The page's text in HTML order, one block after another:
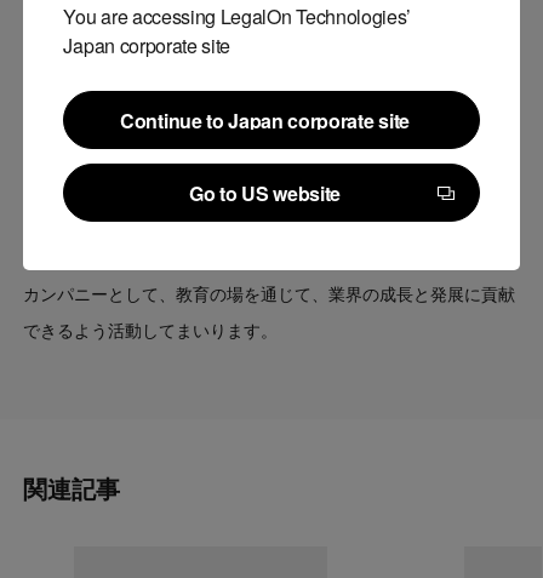
You are accessing LegalOn Technologies’
Japan corporate site
Continue to Japan corporate site
Continue to Japan corporate site
Go to US website
Go to US website
クショップ後には契約審査を支援するリーガルテックの実演など
るかについて、実際に体験してもらいました。加えて、AI時代に
おける企業法務に求められる能力についても講演し、学生からも
活発に質問がなされました。
カンパニーとして、教育の場を通じて、業界の成長と発展に貢献
できるよう活動してまいります。
関連記事